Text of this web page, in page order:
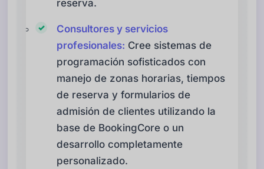
reserva.
Consultores y servicios
profesionales: Cree sistemas de
programación sofisticados con
manejo de zonas horarias, tiempos
de reserva y formularios de
admisión de clientes utilizando la
base de BookingCore o un
desarrollo completamente
personalizado.